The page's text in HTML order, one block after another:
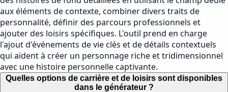
aux éléments de contexte, combiner divers traits de
personnalité, définir des parcours professionnels et
ajouter des loisirs spécifiques. L'outil prend en charge
l'ajout d'événements de vie clés et de détails contextuels
qui aident à créer un personnage riche et tridimensionnel
avec une histoire personnelle captivante.
Quelles options de carrière et de loisirs sont disponibles
dans le générateur ?